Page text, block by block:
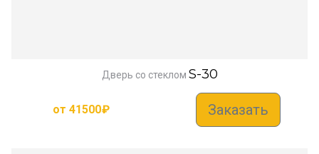
Дверь со стеклом S-30
от 41500₽ Заказать